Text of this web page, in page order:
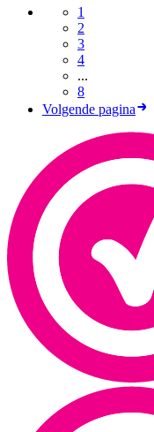
1
2
3
4
...
8
Volgende pagina